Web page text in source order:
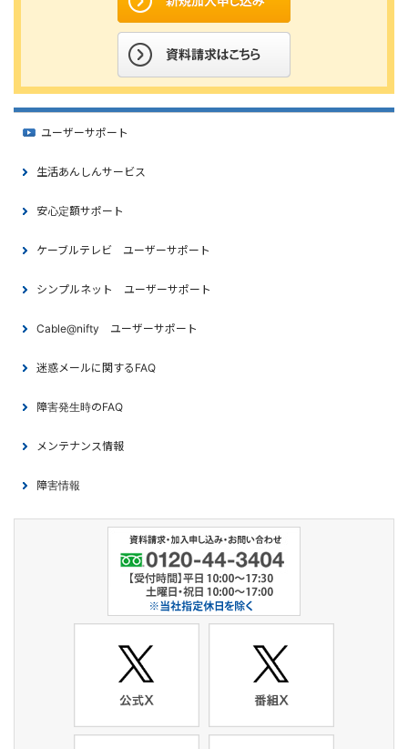
ユーザーサポート
生活あんしんサービス
安心定額サポート
ケーブルテレビ ユーザーサポート
シンプルネット ユーザーサポート
Cable@nifty ユーザーサポート
迷惑メールに関するFAQ
障害発生時のFAQ
メンテナンス情報
障害情報